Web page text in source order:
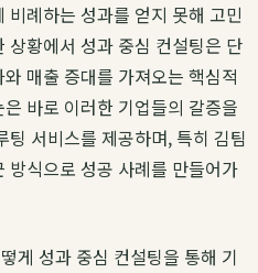
례하는 성과를 얻지 못해 고민
상황에서 성과 중심 컨설팅은 단
매출 증대를 가져오는 핵심적
은 바로 이러한 기업들의 갈증을
팅 서비스를 제공하며, 특히 김팀
방식으로 성공 사례를 만들어가
게 성과 중심 컨설팅을 통해 기